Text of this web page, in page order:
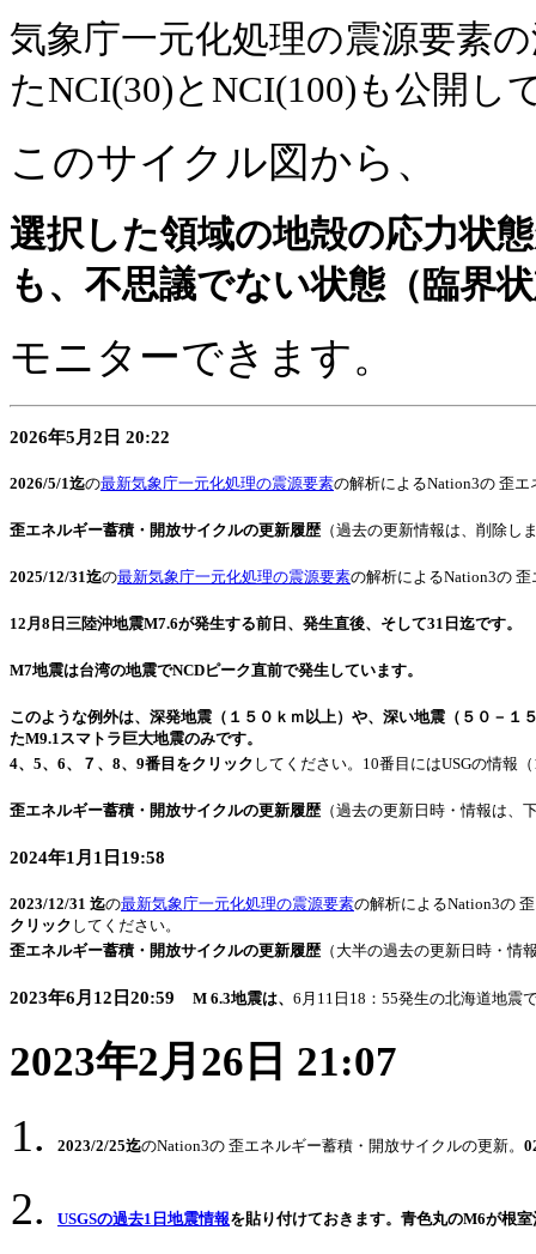
気象庁一元化処理の震源要素
たNCI(30)とNCI(100)も公開し
このサイクル図から、
選択した領域の地殻の応力状
も、不思議でない状態（臨界
モニターできます。
2026年5月2日 20:22
2026/5/1迄の最新気象庁一元化処理の震源要素の解析によるNation3の 歪
歪エネルギー蓄積・開放サイクルの更新履歴 （過去の更新情報は、削除し
2025/12/31迄の最新気象庁一元化処理の震源要素の解析によるNation3の
12月8日三陸沖地震M7.6が発生する前日、発生直後、そして31日迄です。
M7地震は台湾の地震でNCDピーク直前で発生しています。
このような例外は、深発地震（１５０ｋｍ以上）や、深い地震（５０－
たM9.1スマトラ巨大地震のみです。
4、5、6、７、8、9番目をクリック してください。10番目にはUSGの情報
歪エネルギー蓄積・開放サイクルの更新履歴 （過去の更新日時・情報は、
2024年1月1日19:58
2023/12/31 迄の最新気象庁一元化処理の震源要素の解析によるNation3の
クリック してください。
歪エネルギー蓄積・開放サイクルの更新履歴 （大半の過去の更新日時・情
2023年6月12日20:59 M 6.3地震は、 6月11日18：55発生の北海道地震
2023年2月26日 21:07
2023/2/25迄のNation3の 歪エネルギー蓄積・開放サイクルの更新。
USGSの過去1日地震情報を貼り付けておきます。青色丸のM6が根